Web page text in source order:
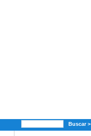
Buscar >